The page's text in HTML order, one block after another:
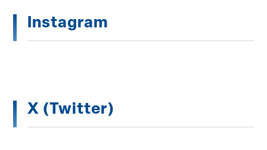
Instagram
X (Twitter)